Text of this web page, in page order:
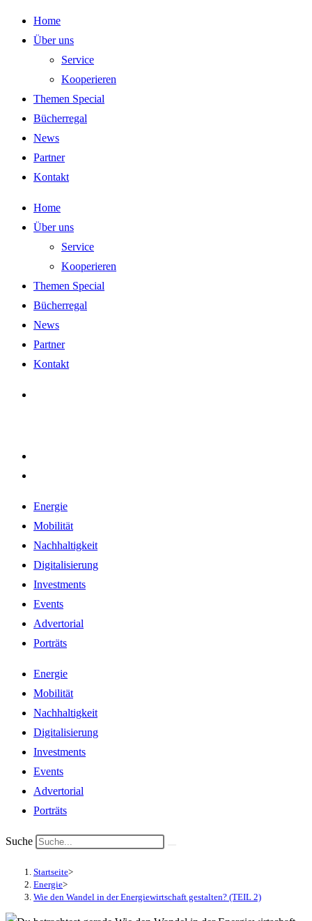
Zum
Inhalt
Home
Über uns
Service
Kooperieren
Themen Special
Bücherregal
News
Partner
Kontakt
Home
Über uns
Service
Kooperieren
Themen Special
Bücherregal
News
Partner
Kontakt
Energie
Mobilität
Nachhaltigkeit
Digitalisierung
Investments
Events
Advertorial
Porträts
Energie
Mobilität
Nachhaltigkeit
Digitalisierung
Investments
Events
Advertorial
Porträts
Suche
Startseite>
Energie>
Wie den Wandel in der Energiewirtschaft gestalten? (TEIL 2)